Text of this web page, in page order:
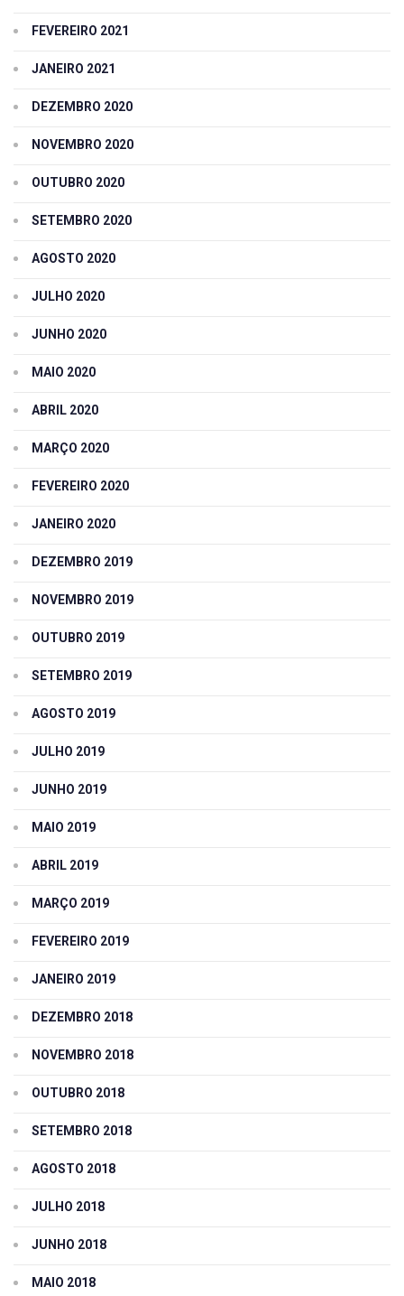
FEVEREIRO 2021
JANEIRO 2021
DEZEMBRO 2020
NOVEMBRO 2020
OUTUBRO 2020
SETEMBRO 2020
AGOSTO 2020
JULHO 2020
JUNHO 2020
MAIO 2020
ABRIL 2020
MARÇO 2020
FEVEREIRO 2020
JANEIRO 2020
DEZEMBRO 2019
NOVEMBRO 2019
OUTUBRO 2019
SETEMBRO 2019
AGOSTO 2019
JULHO 2019
JUNHO 2019
MAIO 2019
ABRIL 2019
MARÇO 2019
FEVEREIRO 2019
JANEIRO 2019
DEZEMBRO 2018
NOVEMBRO 2018
OUTUBRO 2018
SETEMBRO 2018
AGOSTO 2018
JULHO 2018
JUNHO 2018
MAIO 2018